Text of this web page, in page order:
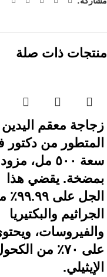
منتجات ذات صلة
زجاجة معقم اليدين
المتطور من دكتور
سعة ٥٠٠ مل،
بمضخة. يقضي هذا
الجل على
الجراثيم والبكتيريا
والفيروسات،
على ٧٠٪ من
الإيثيلي.